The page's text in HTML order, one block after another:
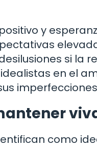
y
si la
en el
como